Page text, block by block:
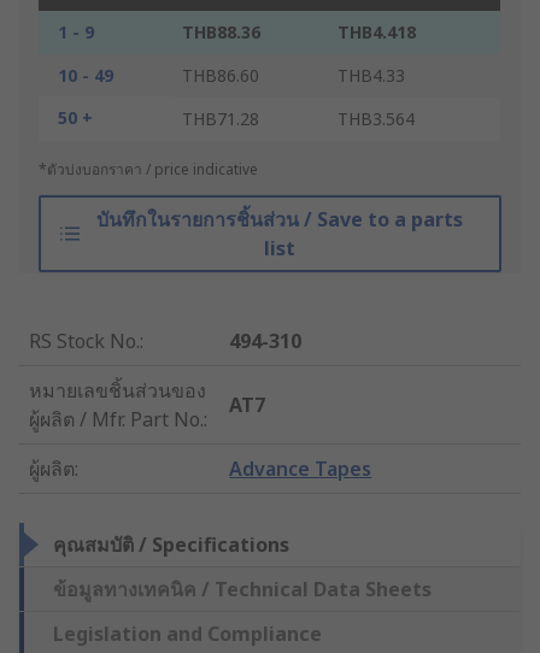
1 - 9 THB88.36
THB4.418
10 - 49
THB86.60
THB4.33
50 +
THB71.28 THB3.564
*ตัวบ่งบอกราคา / price indicative
บันทึกในรายการชิ้นส่วน / Save to a parts
list
RS Stock No.:
494-310
หมายเลขชิ้นส่วนของ
ผู้ผลิต / Mfr. Part No.:
AT7
ผู้ผลิต: Advance Tapes
คุณสมบัติ / Specifications
ข้อมูลทางเทคนิค / Technical Data Sheets
Legislation and Compliance